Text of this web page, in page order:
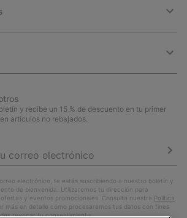
y recibe un 15 % de descuento en tu primer
artículos no rebajados.
electrónico, te estás suscribiendo a nuestro boletín y
de bienvenida. Utilizaremos tu dirección para
y eventos promocionales. Consulta nuestra Política
más en detalle cómo procesaremos tus datos con fines
revocar tu consentimiento.